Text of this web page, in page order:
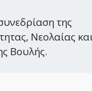
της
Νεολαίας
Βουλής.